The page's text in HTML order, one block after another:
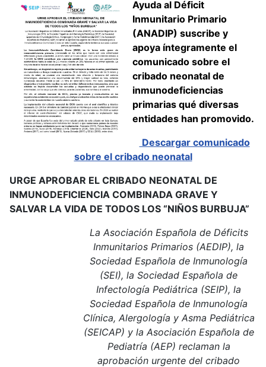
Ayuda al Déficit
Inmunitario Primario
(ANADIP) suscribe y
apoya íntegramente el
comunicado sobre el
cribado neonatal de
inmunodeficiencias
primarias qué diversas
entidades han promovido.
Descargar comunicado
sobre el cribado neonatal
URGE APROBAR EL CRIBADO NEONATAL DE
INMUNODEFICIENCIA COMBINADA GRAVE Y
SALVAR LA VIDA DE TODOS LOS “NIÑOS BURBUJA”
La Asociación Española de Déficits
Inmunitarios Primarios (AEDIP), la
Sociedad Española de Inmunología
(SEI), la Sociedad Española de
Infectología Pediátrica (SEIP), la
Sociedad Española de Inmunología
Clínica, Alergología y Asma Pediátrica
(SEICAP) y la Asociación Española de
Pediatría (AEP) reclaman la
aprobación urgente del cribado